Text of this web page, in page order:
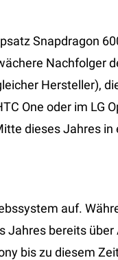
Snapdragon
Nachfolger
Hersteller),
One oder im LG
dieses Jahres
auf.
Jahres bereits über
bis zu diesem